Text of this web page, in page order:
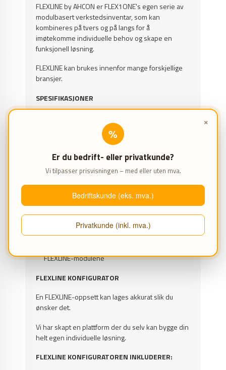
×
%
Er du bedrift- eller privatkunde?
Vi tilpasser prisvisningen – med eller uten mva.
Bedriftskunde (eks. mva.)
Privatkunde (inkl. mva.)
FLEXLINE by AHCON er FLEX1ONE's egen serie av
modulbasert verkstedsinventar, som kan
kombineres på tvers og på langs for å
imøtekomme individuelle behov og skape en
funksjonell løsning.
FLEXLINE kan brukes innenfor mange forskjellige
bransjer.
SPESIFIKASJONER
Dybde: 520 mm
EGENSKAPER
Massiv tregulvplate som gir en flott finish til
løsningen av verkstedsinventar
Finnes i 4 forskjellige størrelser - velg ovenfor
Bordplaten er lakkert og har dermed en
slitesterk overflate
FLEXLINE-modulene
FLEXLINE KONFIGURATOR
En FLEXLINE-oppsett kan lages akkurat slik du
ønsker det.
Vi har skapt en plattform der du selv kan bygge din
helt egen individuelle løsning.
FLEXLINE KONFIGURATOREN INKLUDERER: